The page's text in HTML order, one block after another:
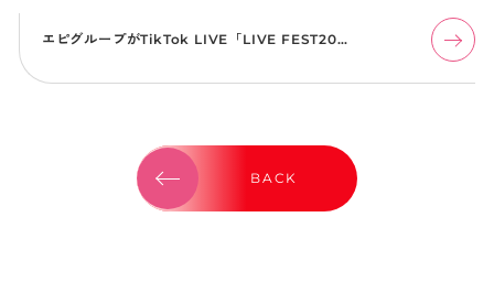
エピグループがTikTok LIVE「LIVE FEST20…
BACK